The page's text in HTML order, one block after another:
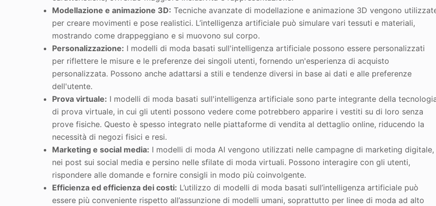
Modellazione e animazione 3D: Tecniche avanzate di modellazione e animazione 3D vengono
per creare movimenti e pose realistici. L’intelligenza artificiale può simulare vari tessuti e materiali,
mostrando come drappeggiano e si muovono sul corpo.
Personalizzazione: I modelli di moda basati sull'intelligenza artificiale possono essere personalizzati
per riflettere le misure e le preferenze dei singoli utenti, fornendo un'esperienza di acquisto
personalizzata. Possono anche adattarsi a stili e tendenze diversi in base ai dati e alle preferenze
dell'utente.
Prova virtuale: I modelli di moda basati sull'intelligenza artificiale sono parte integrante della
di prova virtuale, in cui gli utenti possono vedere come potrebbero apparire i vestiti su di loro senza
prove fisiche. Questo è spesso integrato nelle piattaforme di vendita al dettaglio online, riducendo la
necessità di negozi fisici e resi.
Marketing e social media: I modelli di moda AI vengono utilizzati nelle campagne di marketing digitale,
nei post sui social media e persino nelle sfilate di moda virtuali. Possono interagire con gli utenti,
rispondere alle domande e fornire consigli in modo più coinvolgente.
Efficienza ed efficienza dei costi: L’utilizzo di modelli di moda basati sull’intelligenza artificiale può
essere più conveniente rispetto all’assunzione di modelli umani, soprattutto per linee di moda ad alto